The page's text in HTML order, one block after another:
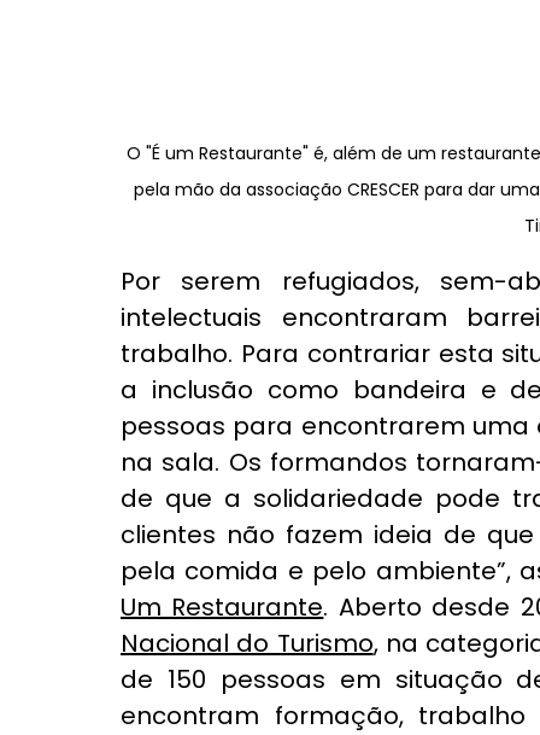
O "É um Restaurante" é, além de um
pela mão da associação CRESCER para dar
Por serem refugiados, sem-
intelectuais encontraram
trabalho. Para contrariar esta
a inclusão como bandeira e
pessoas para encontrarem
na sala. Os formandos
de que a solidariedade pode
clientes não fazem ideia de
pela comida e pelo ambiente”,
Um Restaurante. Aberto desde
Nacional do Turismo, na
de 150 pessoas em situação
encontram formação,